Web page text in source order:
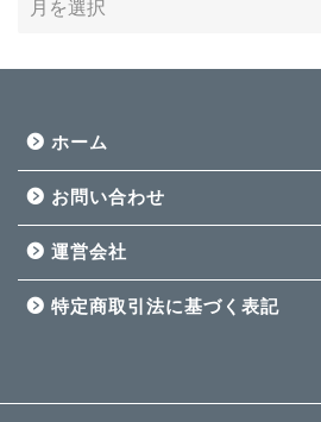
ホーム
お問い合わせ
運営会社
特定商取引法に基づく表記